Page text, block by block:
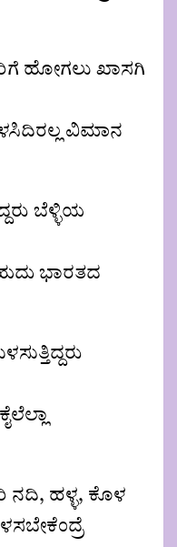
ಹೋಗಲು ಖಾಸಗಿ
ವಿಮಾನ
ಬೆಳ್ಳಿಯ
ಭಾರತದ
ನದಿ, ಹಳ್ಳ, ಕೊಳ